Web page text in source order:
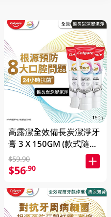
高露潔全效備長炭潔淨牙
膏 3 X 150GM (款式隨機
發送)
$59.90
$56.90